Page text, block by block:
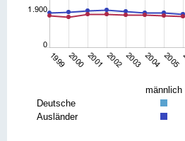
männlich
Deutsche
Ausländer